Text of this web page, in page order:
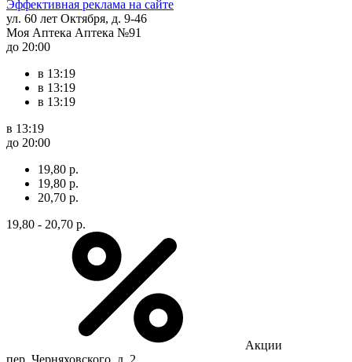
Эффективная реклама на сайте
ул. 60 лет Октября, д. 9-46
Моя Аптека Аптека №91
до 20:00
в 13:19
в 13:19
в 13:19
в 13:19
до 20:00
19,80 р.
19,80 р.
20,70 р.
19,80 - 20,70 р.
Акции
пер. Черняховского, д. 2